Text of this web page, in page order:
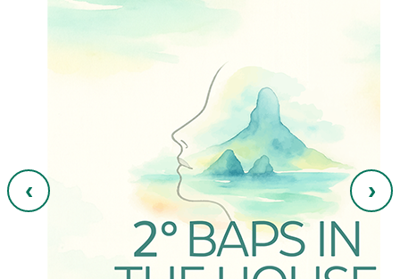
‹ ›